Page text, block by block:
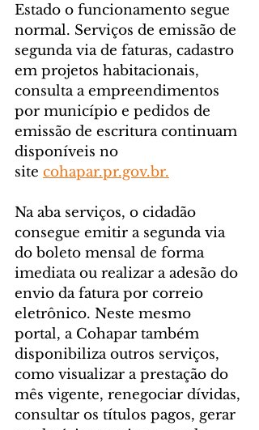
Estado o funcionamento segue
normal. Serviços de emissão de
segunda via de faturas, cadastro
em projetos habitacionais,
consulta a empreendimentos
por município e pedidos de
emissão de escritura continuam
disponíveis no
site cohapar.pr.gov.br.
Na aba serviços, o cidadão
consegue emitir a segunda via
do boleto mensal de forma
imediata ou realizar a adesão do
envio da fatura por correio
eletrônico. Neste mesmo
portal, a Cohapar também
disponibiliza outros serviços,
como visualizar a prestação do
mês vigente, renegociar dívidas,
consultar os títulos pagos, gerar